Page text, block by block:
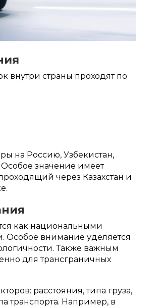
внутри страны проходят по
на Россию, Узбекистан,
значение имеет
через Казахстан и
как национальными
внимание уделяется
Также важным
для трансграничных
расстояния, типа груза,
транспорта. Например, в